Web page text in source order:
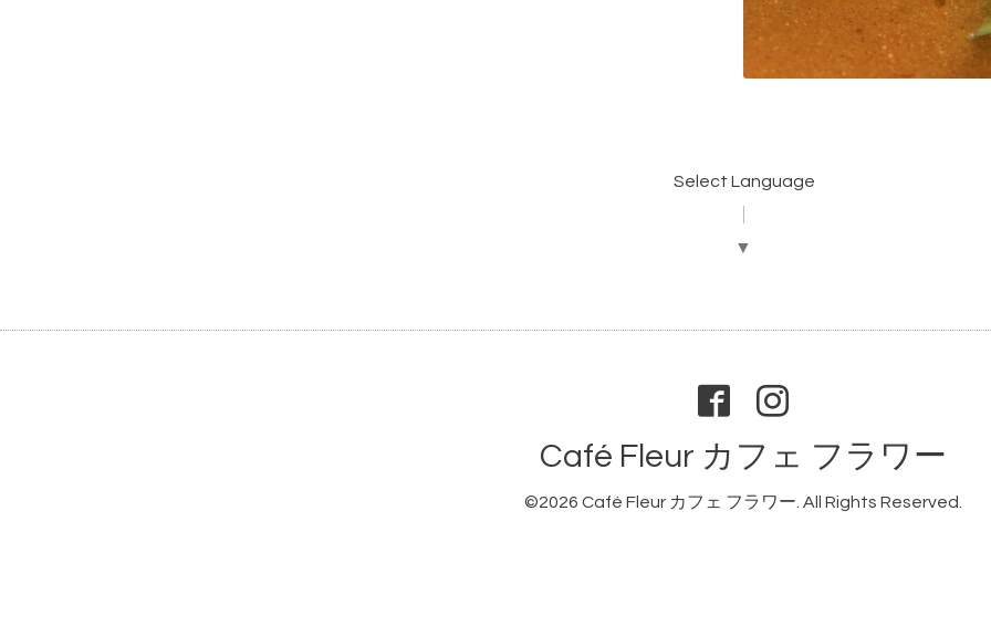
Select Language
▼
Café Fleur カフェ フラワー
©2026 Café Fleur カフェ フラワー . All Rights Reserved.